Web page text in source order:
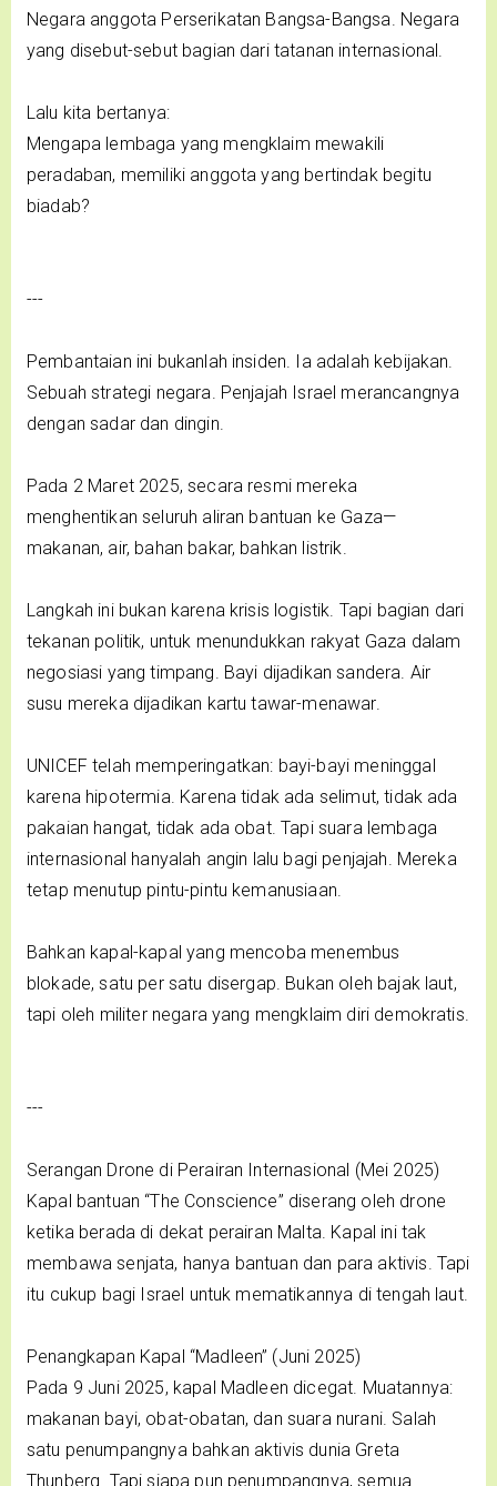
Negara anggota Perserikatan Bangsa-Bangsa. Negara
yang disebut-sebut bagian dari tatanan internasional.
Lalu kita bertanya:
Mengapa lembaga yang mengklaim mewakili
peradaban, memiliki anggota yang bertindak begitu
biadab?
---
Pembantaian ini bukanlah insiden. Ia adalah kebijakan.
Sebuah strategi negara. Penjajah Israel merancangnya
dengan sadar dan dingin.
Pada 2 Maret 2025, secara resmi mereka
menghentikan seluruh aliran bantuan ke Gaza—
makanan, air, bahan bakar, bahkan listrik.
Langkah ini bukan karena krisis logistik. Tapi bagian dari
tekanan politik, untuk menundukkan rakyat Gaza dalam
negosiasi yang timpang. Bayi dijadikan sandera. Air
susu mereka dijadikan kartu tawar-menawar.
UNICEF telah memperingatkan: bayi-bayi meninggal
karena hipotermia. Karena tidak ada selimut, tidak ada
pakaian hangat, tidak ada obat. Tapi suara lembaga
internasional hanyalah angin lalu bagi penjajah. Mereka
tetap menutup pintu-pintu kemanusiaan.
Bahkan kapal-kapal yang mencoba menembus
blokade, satu per satu disergap. Bukan oleh bajak laut,
tapi oleh militer negara yang mengklaim diri demokratis.
---
Serangan Drone di Perairan Internasional (Mei 2025)
Kapal bantuan “The Conscience” diserang oleh drone
ketika berada di dekat perairan Malta. Kapal ini tak
membawa senjata, hanya bantuan dan para aktivis. Tapi
itu cukup bagi Israel untuk mematikannya di tengah laut.
Penangkapan Kapal “Madleen” (Juni 2025)
Pada 9 Juni 2025, kapal Madleen dicegat. Muatannya:
makanan bayi, obat-obatan, dan suara nurani. Salah
satu penumpangnya bahkan aktivis dunia Greta
Thunberg. Tapi siapa pun penumpangnya, semua